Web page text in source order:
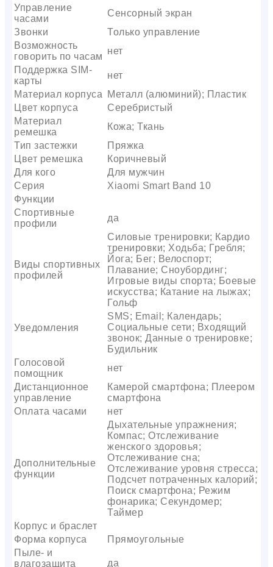
Управление
часами
Сенсорный экран
Звонки
Только управление
Возможность
говорить по часам
нет
Поддержка SIM-
карты
нет
Материал корпуса
Металл (алюминий); Пластик
Цвет корпуса
Серебристый
Материал
ремешка
Кожа; Ткань
Тип застежки
Пряжка
Цвет ремешка
Коричневый
Для кого
Для мужчин
Серия
Xiaomi Smart Band 10
Функции
Спортивные
профили
да
Виды спортивных
профилей
Силовые тренировки; Кардио
тренировки; Ходьба; Гребля;
Йога; Бег; Велоспорт;
Плавание; Сноубординг;
Игровые виды спорта; Боевые
искусства; Катание на лыжах;
Гольф
Уведомления
SMS; Email; Календарь;
Социальные сети; Входящий
звонок; Данные о тренировке;
Будильник
Голосовой
помощник
нет
Дистанционное
управление
Камерой смартфона; Плеером
смартфона
Оплата часами
нет
Дополнительные
функции
Дыхательные упражнения;
Компас; Отслеживание
женского здоровья;
Отслеживание сна;
Отслеживание уровня стресса;
Подсчет потраченных калорий;
Поиск смартфона; Режим
фонарика; Секундомер;
Таймер
Корпус и браслет
Форма корпуса
Прямоугольные
Пыле- и
влагозащита
да